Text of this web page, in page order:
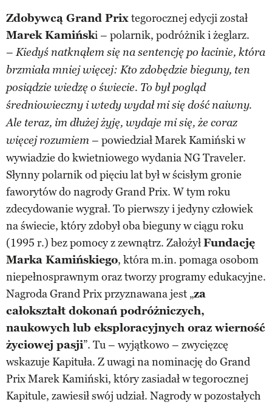
Zdobywcą Grand Prixtegorocznej edycji został
Marek Kamiński – polarnik, podróżnik i żeglarz.
– Kiedyś natknąłem się na sentencję po łacinie, która
brzmiała mniej więcej: Kto zdobędzie bieguny, ten
posiądzie wiedzę o świecie. To był pogląd
średniowieczny i wtedy wydał mi się dość naiwny.
Ale teraz, im dłużej żyję, wydaje mi się, że coraz
więcej rozumiem – powiedział Marek Kamiński w
wywiadzie do kwietniowego wydania NG Traveler.
Słynny polarnik od pięciu lat był w ścisłym gronie
faworytów do nagrody Grand Prix. W tym roku
zdecydowanie wygrał. To pierwszy i jedyny człowiek
na świecie, który zdobył oba bieguny w ciągu roku
(1995 r.) bez pomocy z zewnątrz. ZałożyłFundację
Marka Kamińskiego, która m.in. pomaga osobom
niepełnosprawnym oraz tworzy programy edukacyjne.
Nagroda Grand Prix przyznawana jest „za
całokształt dokonań podróżniczych,
naukowych lub eksploracyjnych oraz wierność
życiowej pasji”. Tu – wyjątkowo – zwycięzcę
wskazuje Kapituła. Z uwagi na nominację do Grand
Prix Marek Kamiński, który zasiadał w tegorocznej
Kapitule, zawiesił swój udział. Nagrody w pozostałych